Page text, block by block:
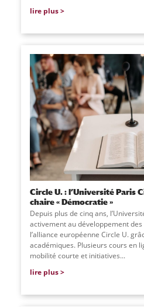
lire plus
Circle U. : l’Université Paris
chaire « Démocratie »
Depuis plus de cinq ans,
activement au développement
l’alliance européenne Circle U.
académiques. Plusieurs cours en
mobilité courte et initiatives...
lire plus